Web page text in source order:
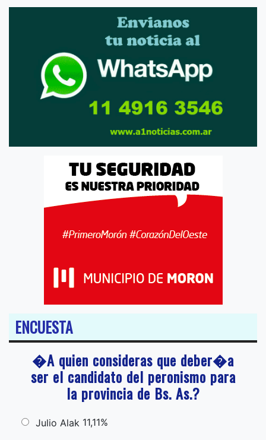
ENCUESTA
�A quien consideras que deber�a
ser el candidato del peronismo para
la provincia de Bs. As.?
Julio Alak 11,11%